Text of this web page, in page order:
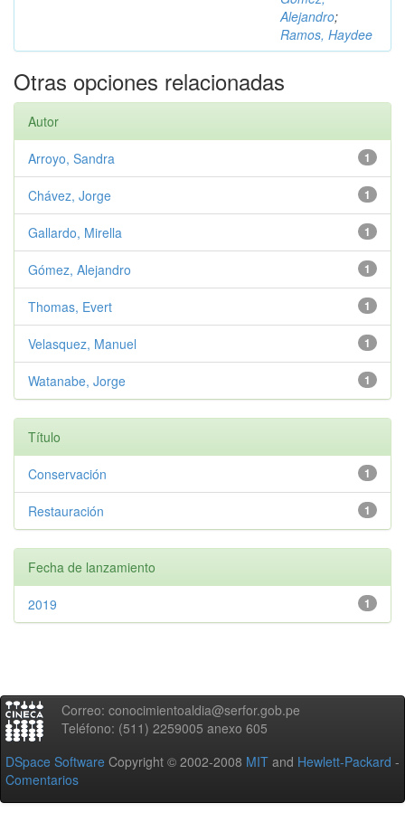
Alejandro;
Ramos, Haydee
Otras opciones relacionadas
Autor
1
Arroyo, Sandra
1
Chávez, Jorge
1
Gallardo, Mirella
1
Gómez, Alejandro
1
Thomas, Evert
1
Velasquez, Manuel
1
Watanabe, Jorge
Título
1
Conservación
1
Restauración
Fecha de lanzamiento
1
2019
Correo: conocimientoaldia@serfor.gob.pe
Teléfono: (511) 2259005 anexo 605
DSpace Software Copyright © 2002-2008 MIT and Hewlett-Packard -
Comentarios